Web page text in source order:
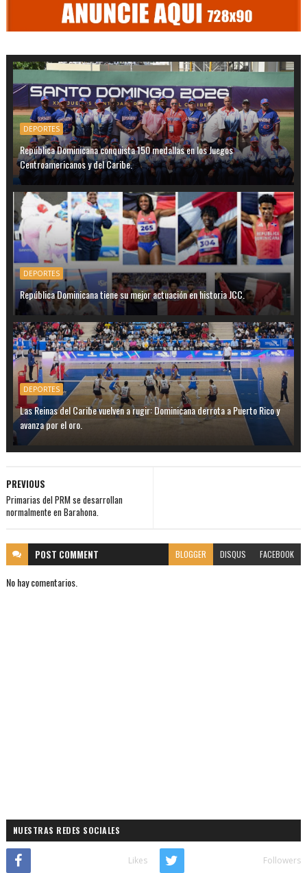
DEPORTES
República Dominicana conquista 150 medallas en los Juegos
Centroamericanos y del Caribe.
DEPORTES
República Dominicana tiene su mejor actuación en historia JCC.
DEPORTES
Las Reinas del Caribe vuelven a rugir: Dominicana derrota a Puerto Rico y
avanza por el oro.
PREVIOUS
Primarias del PRM se desarrollan
normalmente en Barahona.
POST COMMENT BLOGGER DISQUS FACEBOOK
No hay comentarios.
NUESTRAS REDES SOCIALES
Likes Followers